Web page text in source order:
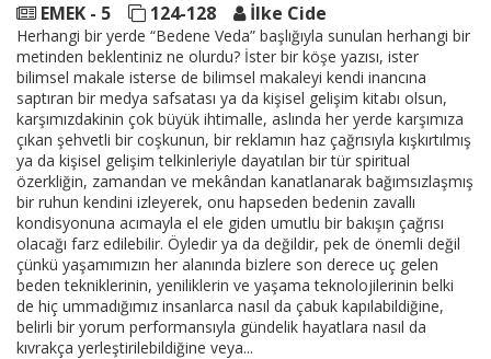
EMEK - 5 124-128 İlke Cide
Herhangi bir yerde “Bedene Veda” başlığıyla sunulan herhangi bir
metinden beklentiniz ne olurdu? İster bir köşe yazısı, ister
bilimsel makale isterse de bilimsel makaleyi kendi inancına
saptıran bir medya safsatası ya da kişisel gelişim kitabı olsun,
karşımızdakinin çok büyük ihtimalle, aslında her yerde karşımıza
çıkan şehvetli bir coşkunun, bir reklamın haz çağrısıyla kışkırtılmış
ya da kişisel gelişim telkinleriyle dayatılan bir tür spiritual
özerkliğin, zamandan ve mekândan kanatlanarak bağımsızlaşmış
bir ruhun kendini izleyerek, onu hapseden bedenin zavallı
kondisyonuna acımayla el ele giden umutlu bir bakışın çağrısı
olacağı farz edilebilir. Öyledir ya da değildir, pek de önemli değil
çünkü yaşamımızın her alanında bizlere son derece uç gelen
beden tekniklerinin, yeniliklerin ve yaşama teknolojilerinin belki
de hiç ummadığımız insanlarca nasıl da çabuk kapılabildiğine,
belirli bir yorum performansıyla gündelik hayatlara nasıl da
kıvrakça yerleştirilebildiğine veya...